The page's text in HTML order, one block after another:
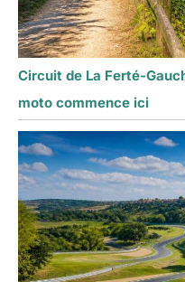
Circuit de La Ferté-
moto commence ici